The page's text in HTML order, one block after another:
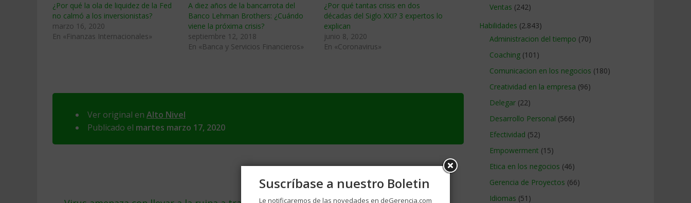
¿Por qué la ola de liquidez de la Fed
no calmó a los inversionistas?
marzo 16, 2020
En «Finanzas Internacionales»
A diez años de la bancarrota del
Banco Lehman Brothers: ¿Cuándo
viene la próxima crisis?
septiembre 12, 2018
En «Banca y Servicios Financieros»
¿Por qué tantas crisis en dos
décadas del Siglo XXI? 3 expertos lo
explican
junio 8, 2020
En «Coronavirus»
Ver original en Alto Nivel
Publicado el martes marzo 17, 2020
Ventas (242)
Habilidades (2.843)
Administracion del tiempo (70)
Coaching (101)
Comunicacion en los negocios (180)
Creatividad en la empresa (96)
Delegar (22)
Desarrollo Personal (566)
Efectividad (52)
Empowerment (15)
Etica en los negocios (46)
Gerencia de Proyectos (66)
Idiomas (51)
Suscríbase a nuestro Boletin
Le notificaremos de las novedades en deGerencia.com